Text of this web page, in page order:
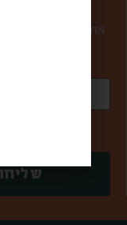
אתם במקום הראשון